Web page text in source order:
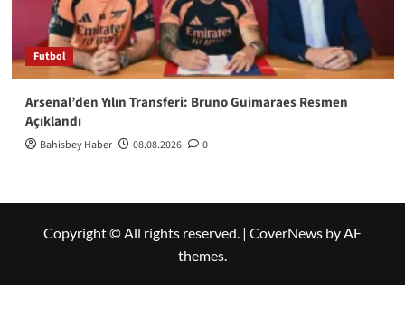
Futbol
Arsenal’den Yılın Transferi: Bruno Guimaraes Resmen
Açıklandı
Bahisbey Haber 08.08.2026 0
Copyright © All rights reserved. | CoverNews by AF
themes.